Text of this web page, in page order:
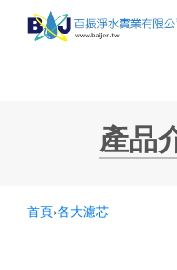
產品
首頁›各大濾芯